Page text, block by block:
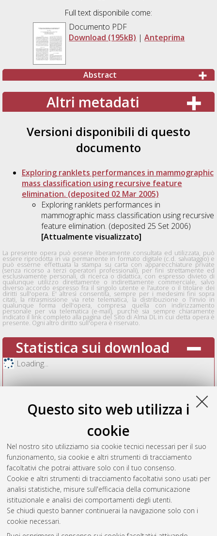
Questo sito web utilizza i
cookie
Nel nostro sito utilizziamo sia cookie tecnici necessari per il suo
funzionamento, sia cookie e altri strumenti di tracciamento
facoltativi che potrai attivare solo con il tuo consenso.
Cookie e altri strumenti di tracciamento facoltativi sono usati per
analisi statistiche, misure sull'efficacia della comunicazione
istituzionale e analisi dei comportamenti degli utenti.
Se chiudi questo banner continuerai la navigazione solo con i
cookie necessari.
Full text disponibile come:
Documento PDF
Download (195kB) |Anteprima
Abstract
Altri metadati
Versioni disponibili di questo
documento
Exploring ranklets performances in mammographic
mass classification using recursive feature
elimination. (deposited 02 Mar 2005)
Exploring ranklets performances in
mammographic mass classification using recursive
feature elimination. (deposited 25 Set 2006)
[Attualmente visualizzato]
La presente opera può essere liberamente consultata ed utilizzata, può
essere riprodotta in via permanente in formato digitale (c.d. salvataggio) e
può esserne effettuata la stampa su carta con apparecchiature private
(senza ricorso a terzi operatori professionali), per fini strettamente ed
esclusivamente personali, di ricerca o didattica, con espresso divieto di
qualunque utilizzo direttamente o indirettamente commerciale, salvo
diverso accordo espresso fra il singolo utente e l'autore o il titolare dei
diritti sull'opera. E' altresì consentita, sempre per i medesimi fini sopra
citati, la ritrasmissione via rete telematica, la distribuzione o l'invio in
qualunque forma dell'opera, compresa quella con indirizzamento
personale per via telematica (e-mail), purchè sia sempre chiaramente
indicato il link completo alla pagina del Sito di Alma DL in cui detta opera è
presente. Ogni altro diritto sull'opera è riservato.
Statistica sui download
Loading...
Vedi altre statistiche
Gestione del documento: